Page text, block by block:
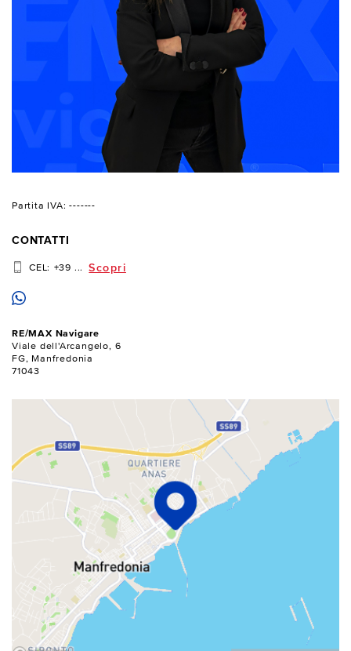
Partita IVA: -------
CONTATTI
CEL: +39 ... Scopri
RE/MAX Navigare
Viale dell'Arcangelo, 6
FG, Manfredonia
71043